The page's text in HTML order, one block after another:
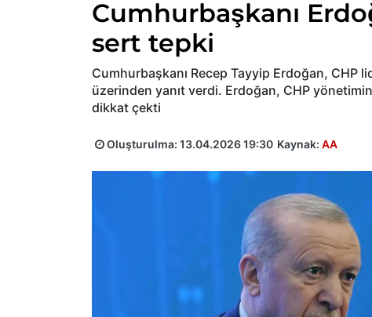
Cumhurbaşkanı
sert tepki
Cumhurbaşkanı Recep Tayyip Erdoğan, CHP
üzerinden yanıt verdi. Erdoğan, CHP
dikkat çekti
Oluşturulma: 13.04.2026 19:30 Kaynak: AA